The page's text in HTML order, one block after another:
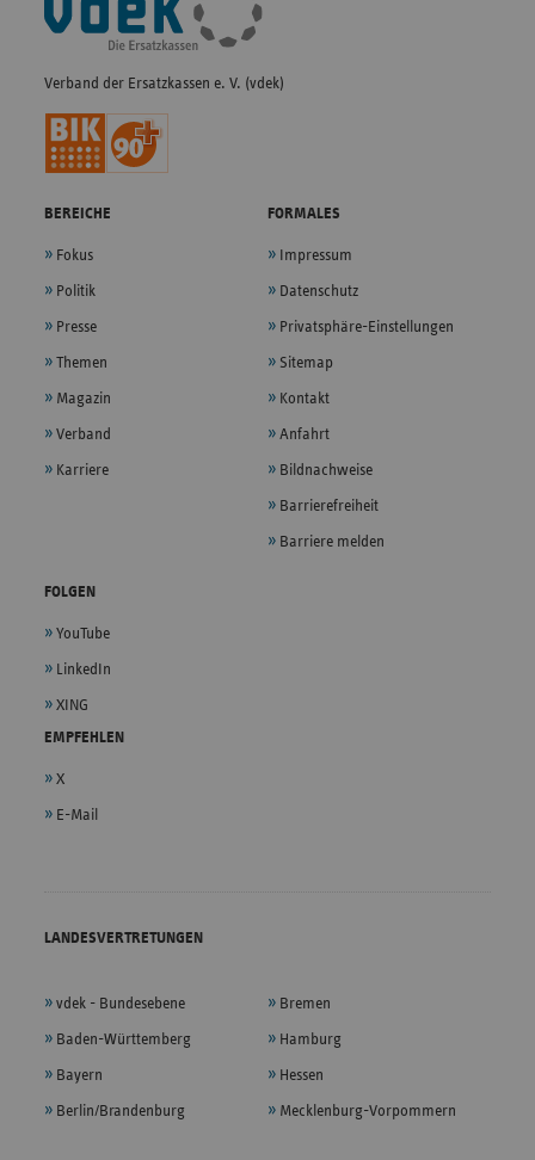
Navigation
Verband der Ersatzkassen e. V. (vdek)
BEREICHE
Fokus
Politik
Presse
Themen
Magazin
Verband
Karriere
FORMALES
Impressum
Datenschutz
Privatsphäre-Einstellungen
Sitemap
Kontakt
Anfahrt
Bildnachweise
Barrierefreiheit
Barriere melden
FOLGEN
YouTube
LinkedIn
XING
EMPFEHLEN
X
E-Mail
LANDESVERTRETUNGEN
vdek - Bundesebene
Baden-Württemberg
Bayern
Berlin/Brandenburg
Bremen
Hamburg
Hessen
Mecklenburg-Vorpommern